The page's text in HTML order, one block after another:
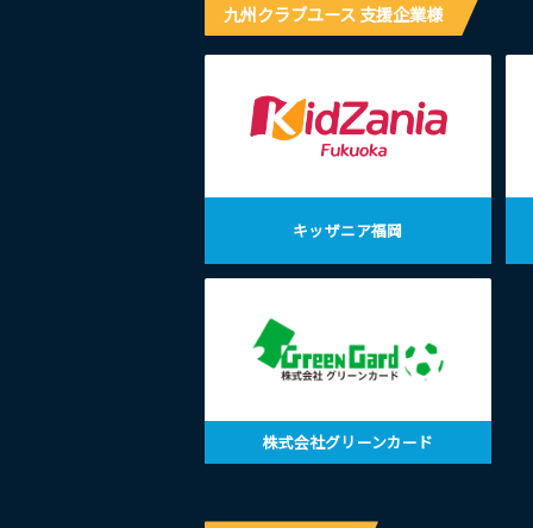
九州クラブユース 支援企業様
キッザニア福岡
株式会社グリーンカード